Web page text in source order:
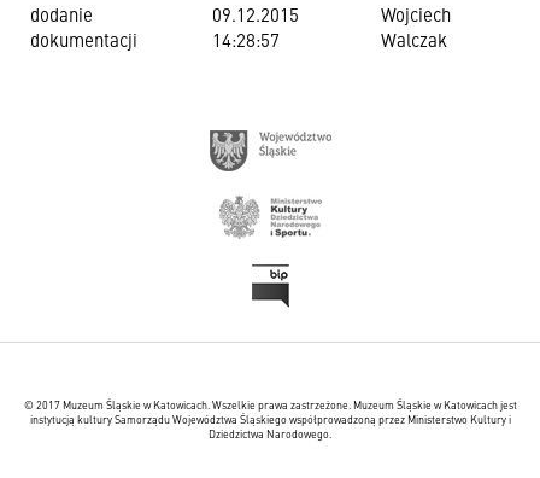
dodanie
dokumentacji
09.12.2015
14:28:57
Wojciech
Walczak
© 2017 Muzeum Śląskie w Katowicach. Wszelkie prawa zastrzeżone. Muzeum Śląskie w Katowicach jest
instytucją kultury Samorządu Województwa Śląskiego współprowadzoną przez Ministerstwo Kultury i
Dziedzictwa Narodowego.